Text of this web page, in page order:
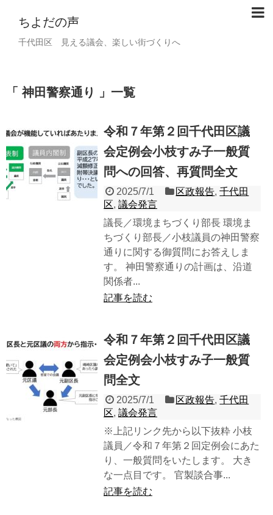
ちよだの声
千代田区 見える議会、楽しい街づくりへ
神田警察通り 一覧
令和７年第２回千代田区議
会定例会小枝すみ子一般質
問への回答、再質問全文
2025/7/1 区政報告,千代田
区, 議会発言
議長／環境まちづくり部長 環境ま
ちづくり部長／小枝議員の神田警察
通りに関する御質問にお答えしま
す。 神田警察通りの計画は、沿道
関係者...
記事を読む
令和７年第２回千代田区議
会定例会小枝すみ子一般質
問全文
2025/7/1 区政報告,千代田
区, 議会発言
※上記リンク先から以下抜粋 小枝
議員／令和７年第２回定例会にあた
り、一般質問をいたします。 大き
な一点目です。 官製談合事...
記事を読む